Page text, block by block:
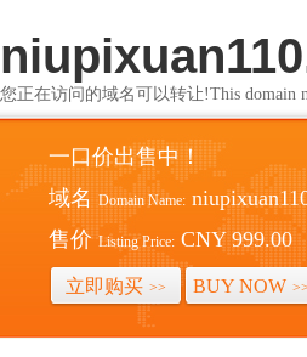
您正在访问的域名可以转让!This domain
一口价出售中！
域名 Domain Name:
售价 Listing Price: CNY 999.00
立即购买 >> BUY NOW >>